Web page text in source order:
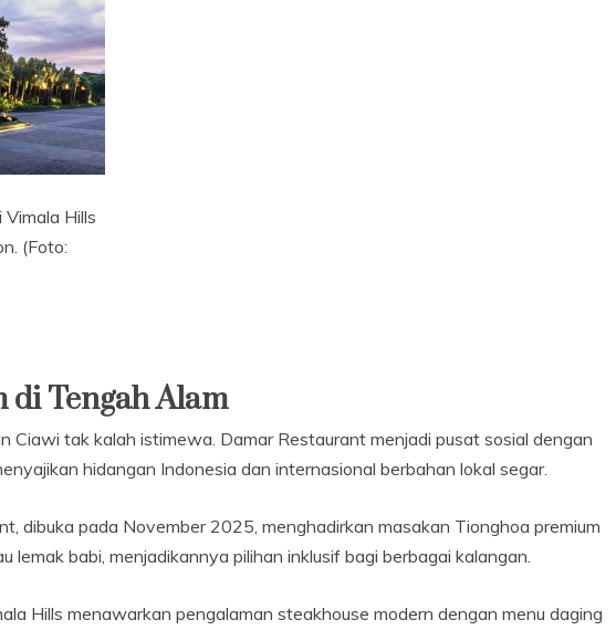
Hills
(Foto:
Tengah Alam
Ciawi tak kalah istimewa. Damar Restaurant menjadi pusat sosial dengan
hidangan Indonesia dan internasional berbahan lokal segar.
dibuka pada November 2025, menghadirkan masakan Tionghoa premium
lemak babi, menjadikannya pilihan inklusif bagi berbagai kalangan.
Hills menawarkan pengalaman steakhouse modern dengan menu daging